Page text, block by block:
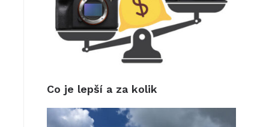
Co je lepší a za kolik